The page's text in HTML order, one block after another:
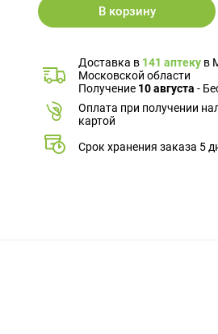
В корзину
Доставка в 141 аптеку в
Московской области
Получение 10 августа -
Оплата при получении
картой
Срок хранения заказа 5